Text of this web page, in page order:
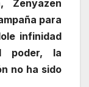
Zenyazen
para
infinidad
poder, la
no ha sido